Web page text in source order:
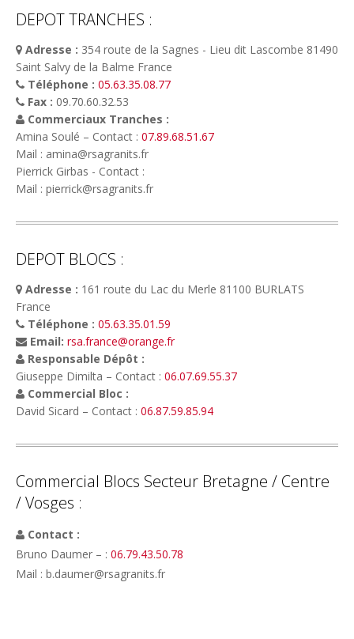
DEPOT TRANCHES :
Adresse : 354 route de la Sagnes - Lieu dit Lascombe 81490
Saint Salvy de la Balme France
Téléphone : 05.63.35.08.77
Fax : 09.70.60.32.53
Commerciaux Tranches :
Amina Soulé – Contact : 07.89.68.51.67
Mail : amina@rsagranits.fr
Pierrick Girbas - Contact :
Mail : pierrick@rsagranits.fr
DEPOT BLOCS :
Adresse : 161 route du Lac du Merle 81100 BURLATS
France
Téléphone : 05.63.35.01.59
Email: rsa.france@orange.fr
Responsable Dépôt :
Giuseppe Dimilta – Contact : 06.07.69.55.37
Commercial Bloc :
David Sicard – Contact : 06.87.59.85.94
Commercial Blocs Secteur Bretagne / Centre
/ Vosges :
Contact :
Bruno Daumer – : 06.79.43.50.78
Mail : b.daumer@rsagranits.fr